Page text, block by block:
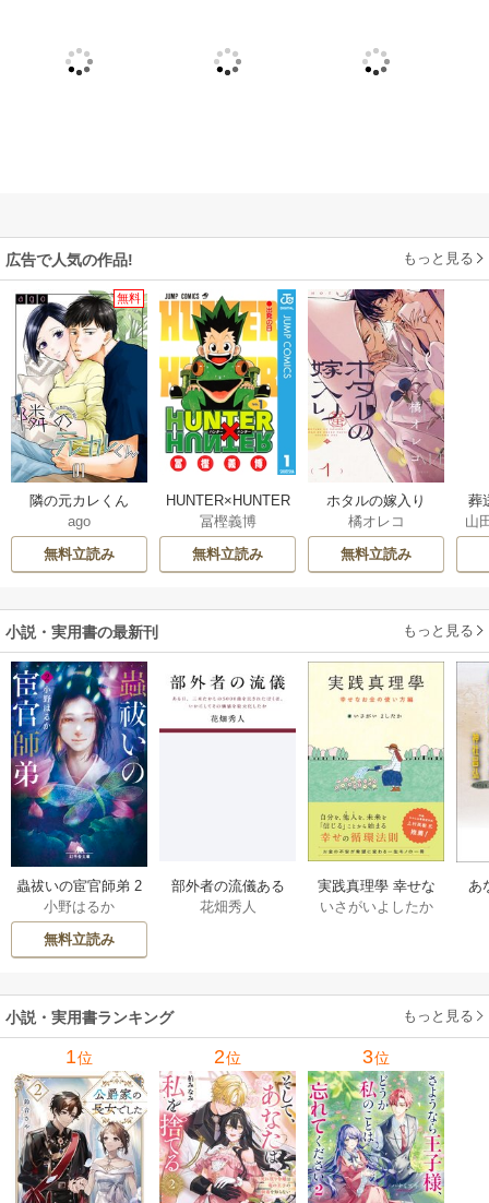
広告で人気の作品! もっと見る
無料
隣の元カレくん
ago
無料立読み
HUNTER×HUNTER
モノクロ版
冨樫義博
無料立読み
ホタルの嫁入り
橘オレコ
無料立読み
葬
山
小説・実用書の最新刊 もっと見る
蟲祓いの宦官師弟 2
巻
小野はるか
無料立読み
部外者の流儀ある
日、三木たかしの5
したか 1巻
花畑秀人
実践真理學 幸せな
お金の使い方編 1巻
いさがいよしたか
あ
小説・実用書ランキング もっと見る
1位 2位 3位